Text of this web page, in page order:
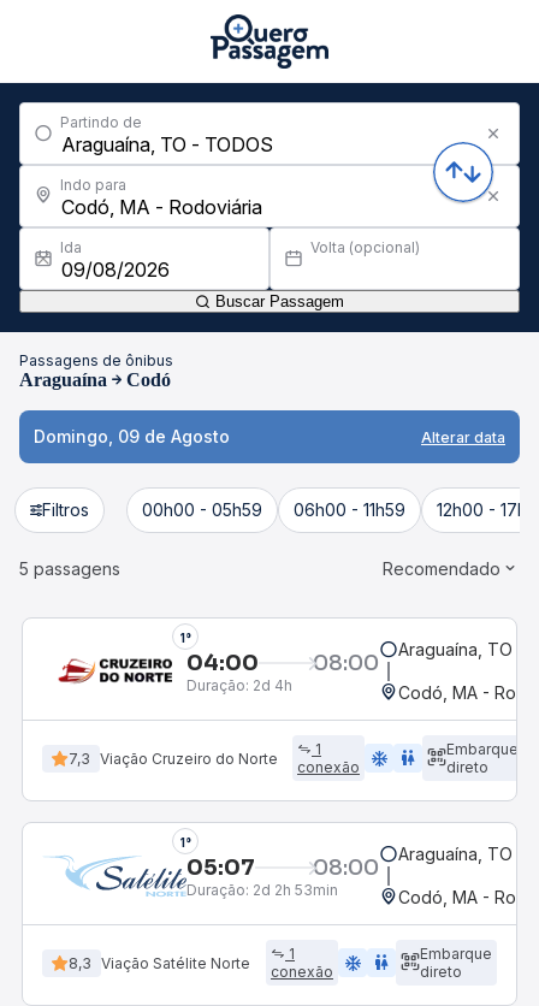
Partindo de
Indo para
Ida Volta (opcional)
Buscar Passagem
Passagens de ônibus
Araguaína Codó
Domingo, 09 de Agosto Alterar data
Filtros 00h00 - 05h59 06h00 - 11h59 12h00 -
5 passagens Recomendado
1°
04:00 08:00
Duração: 2d 4h
Araguaína, TO
Codó, MA -
7,3 Viação Cruzeiro do Norte
1
conexão
ac_unit wc
Embarque
direto
1°
05:07 08:00
Duração: 2d 2h 53min
Araguaína, TO
Codó, MA -
8,3 Viação Satélite Norte
1
conexão
ac_unit wc
Embarque
direto